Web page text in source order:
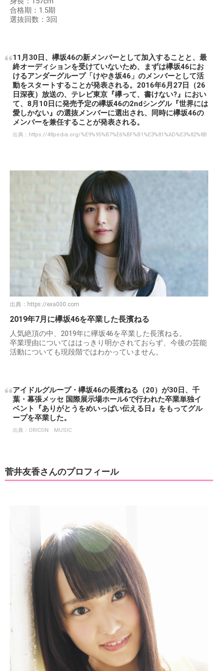
合格期：1.5期
選抜回数：3回
11月30日、欅坂46の新メンバーとして加入することと、最
終オーディションを受けていないため、まずは欅坂46にお
けるアンダーグループ「けやき坂46」のメンバーとして活
動をスタートすることが発表される。2016年6月27日（26
日深夜）放送の、テレビ東京『欅って、書けない?』におい
て、8月10日に発売予定の欅坂46の2ndシングル『世界には
愛しかない』の選抜メンバーに選出され、同時に欅坂46の
メンバーを兼任することが発表される。
出典： https://48pedia.org/%E9%95%B7%E6%BF%B1%E3%81%AD%E3%82%8B
出典： https://exa000.com
2019年7月に欅坂46を卒業した長濱ねる
人気絶頂の中、2019年に欅坂46を卒業した長濱ねる。
卒業理由についてははっきり明かされておらず、今後の芸能
活動についても現段階ではわかっていません。
アイドルグループ・欅坂46の長濱ねる（20）が30日、千
葉・幕張メッセ 国際展示場ホール6で行われた卒業単独イ
ベント『ありがとうをめいっぱい伝える日』をもってグル
ープを卒業した。
出典： ORICON MUSIC
菅井友香さんのプロフィール